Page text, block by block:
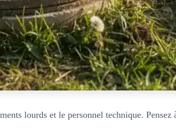
lourds et le personnel technique.